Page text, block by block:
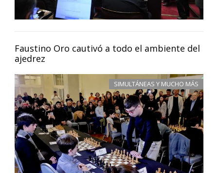
Faustino Oro cautivó a todo el ambiente del
ajedrez
SIMULTÁNEAS Y MUCHO MÁS